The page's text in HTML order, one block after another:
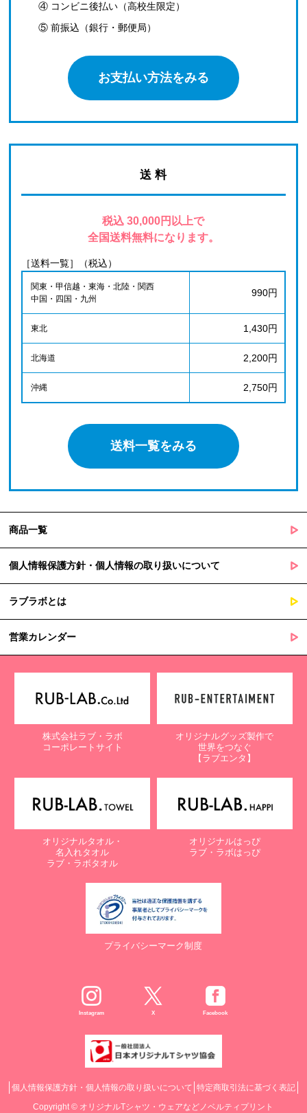
④ コンビニ後払い（高校生限定）
⑤ 前振込（銀行・郵便局）
お支払い方法をみる
送 料
税込 30,000円以上で
全国送料無料になります。
［送料一覧］（税込）
関東・甲信越・東海・北陸・関西
中国・四国・九州
990円
東北 1,430円
北海道 2,200円
沖縄 2,750円
送料一覧をみる
商品一覧
個人情報保護方針・個人情報の取り扱いについて
ラブラボとは
営業カレンダー
株式会社ラブ・ラボ
コーポレートサイト
オリジナルグッズ製作で
世界をつなぐ
【ラブエンタ】
オリジナルタオル・
名入れタオル
ラブ・ラボタオル
オリジナルはっぴ
ラブ・ラボはっぴ
プライバシーマーク制度
Instagram X Facebook
個人情報保護方針・個人情報の取り扱いについて 特定商取引法に基づく表記
Copyright © オリジナルTシャツ・ウェアなどノベルティプリント